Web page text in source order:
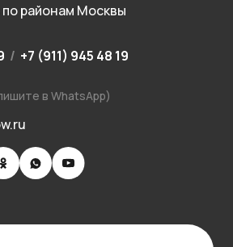
районам Москвы
/ +7 (911) 945 48 19
в WhatsApp)